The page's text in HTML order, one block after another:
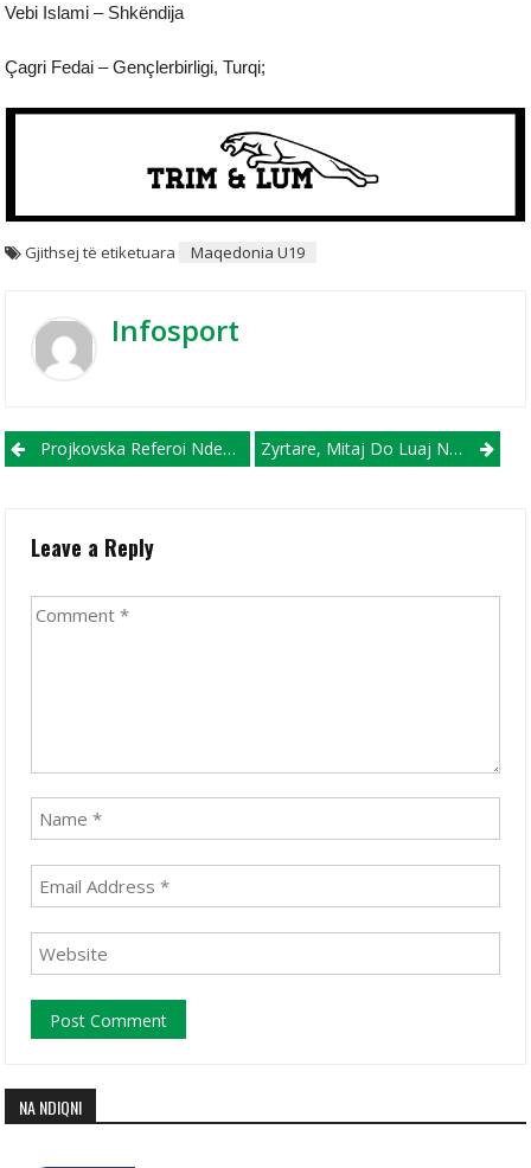
Vebi Islami – Shkëndija
Çagri Fedai – Gençlerbirligi, Turqi;
Gjithsej të etiketuara Maqedonia U19
Infosport
Post navigation
Projkovska Referoi Ndeshjen E Botërorit Të Femrave U20 Në Kolumbi Që Dhuroi 8 Gola Zyrtare, Mitaj Do Luaj Në Arabinë Saudite Me Al-Itthad
Leave a Reply
NA NDIQNI